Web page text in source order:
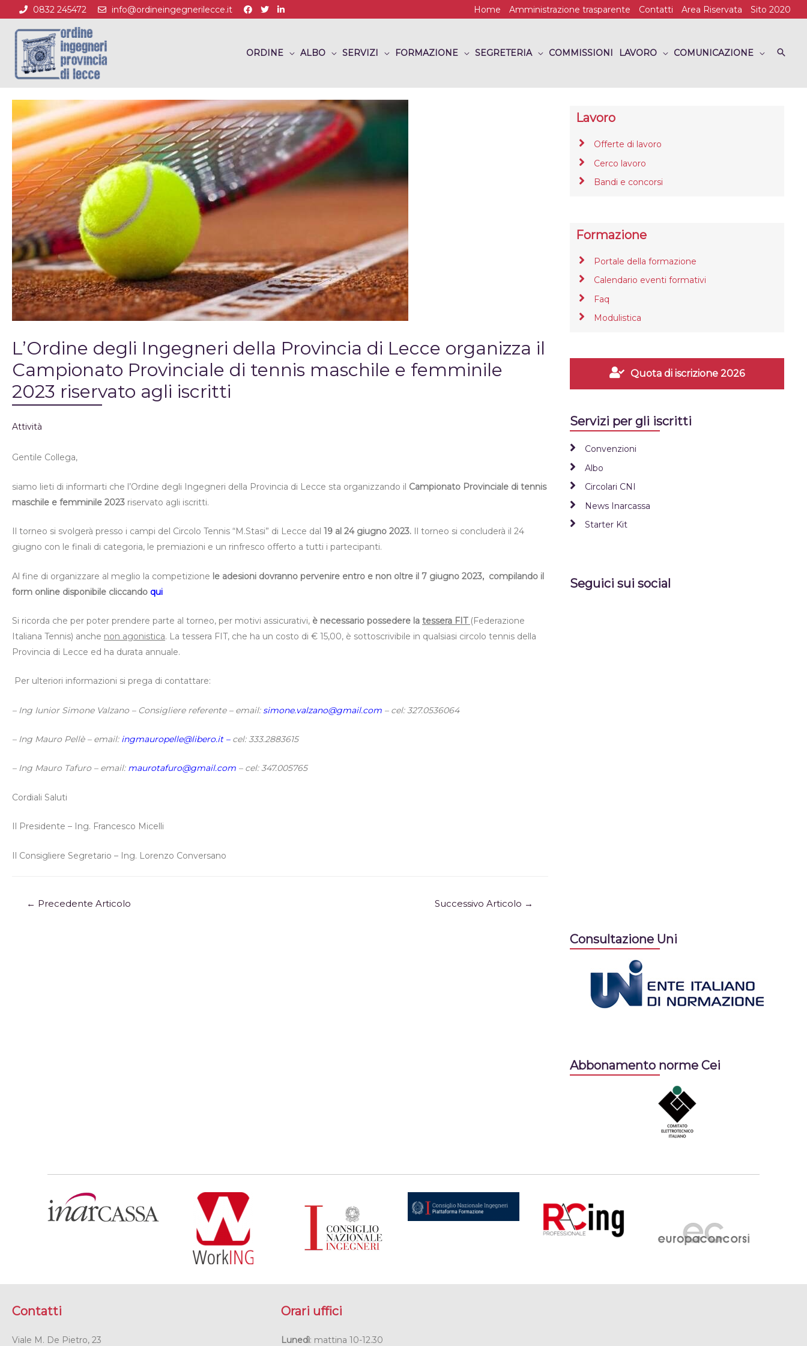
0832 245472 info@ordineingegnerilecce.it Home Amministrazione trasparente Contatti Area Riservata Sito 2020
ORDINE ALBO SERVIZI FORMAZIONE SEGRETERIA COMMISSIONI LAVORO COMUNICAZIONE
L’Ordine degli Ingegneri della Provincia di Lecce organizza il
Campionato Provinciale di tennis maschile e femminile
2023 riservato agli iscritti
Attività
Gentile Collega,
siamo lieti di informarti che l’Ordine degli Ingegneri della Provincia di Lecce sta organizzando il Campionato Provinciale di tennis
maschile e femminile 2023 riservato agli iscritti.
Il torneo si svolgerà presso i campi del Circolo Tennis “M.Stasi” di Lecce dal 19 al 24 giugno 2023. Il torneo si concluderà il 24
giugno con le finali di categoria, le premiazioni e un rinfresco offerto a tutti i partecipanti.
Al fine di organizzare al meglio la competizione le adesioni dovranno pervenire entro e non oltre il 7 giugno 2023, compilando il
form online disponibile cliccando qui
Si ricorda che per poter prendere parte al torneo, per motivi assicurativi, è necessario possedere la tessera FIT (Federazione
Italiana Tennis) anche non agonistica. La tessera FIT, che ha un costo di € 15,00, è sottoscrivibile in qualsiasi circolo tennis della
Provincia di Lecce ed ha durata annuale.
Per ulteriori informazioni si prega di contattare:
– Ing Iunior Simone Valzano – Consigliere referente – email:simone.valzano@gmail.com – cel: 327.0536064
– Ing Mauro Pellè – email: ingmauropelle@libero.it–cel: 333.2883615
– Ing Mauro Tafuro – email: maurotafuro@gmail.com – cel: 347.005765
Cordiali Saluti
Il Presidente – Ing. Francesco Micelli
Il Consigliere Segretario – Ing. Lorenzo Conversano
← Precedente Articolo Successivo Articolo →
Lavoro
Offerte di lavoro
Cerco lavoro
Bandi e concorsi
Formazione
Portale della formazione
Calendario eventi formativi
Faq
Modulistica
Quota di iscrizione 2026
Servizi per gli iscritti
Convenzioni
Albo
Circolari CNI
News Inarcassa
Starter Kit
Seguici sui social
Consultazione Uni
Abbonamento norme Cei
Contatti
Viale M. De Pietro, 23
Orari uffici
Lunedì: mattina 10-12.30